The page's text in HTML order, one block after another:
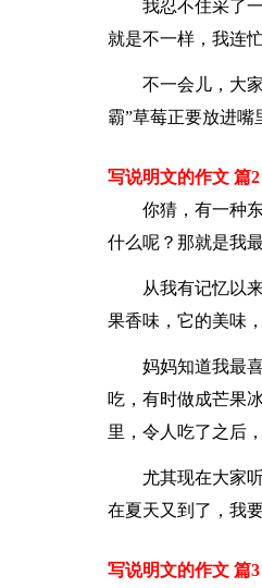
我忍不住采了
就是不一样，我连
不一会儿，大
霸”草莓正要放进嘴
写说明文的作文 篇2
你猜，有一种
什么呢？那就是我
从我有记忆以
果香味，它的美味
妈妈知道我最
吃，有时做成芒果
里，令人吃了之后
尤其现在大家
在夏天又到了，我
写说明文的作文 篇3